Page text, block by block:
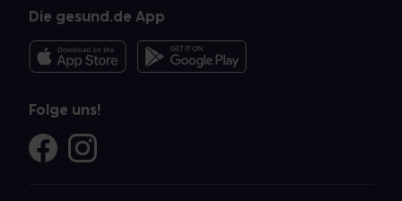
Die gesund.de App
Folge uns!